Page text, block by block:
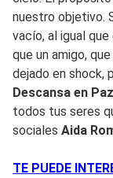
nuestro objetivo.
vacío, al igual
que un amigo,
dejado en shock,
Descansa en
todos tus seres
sociales Aida
TE PUEDE